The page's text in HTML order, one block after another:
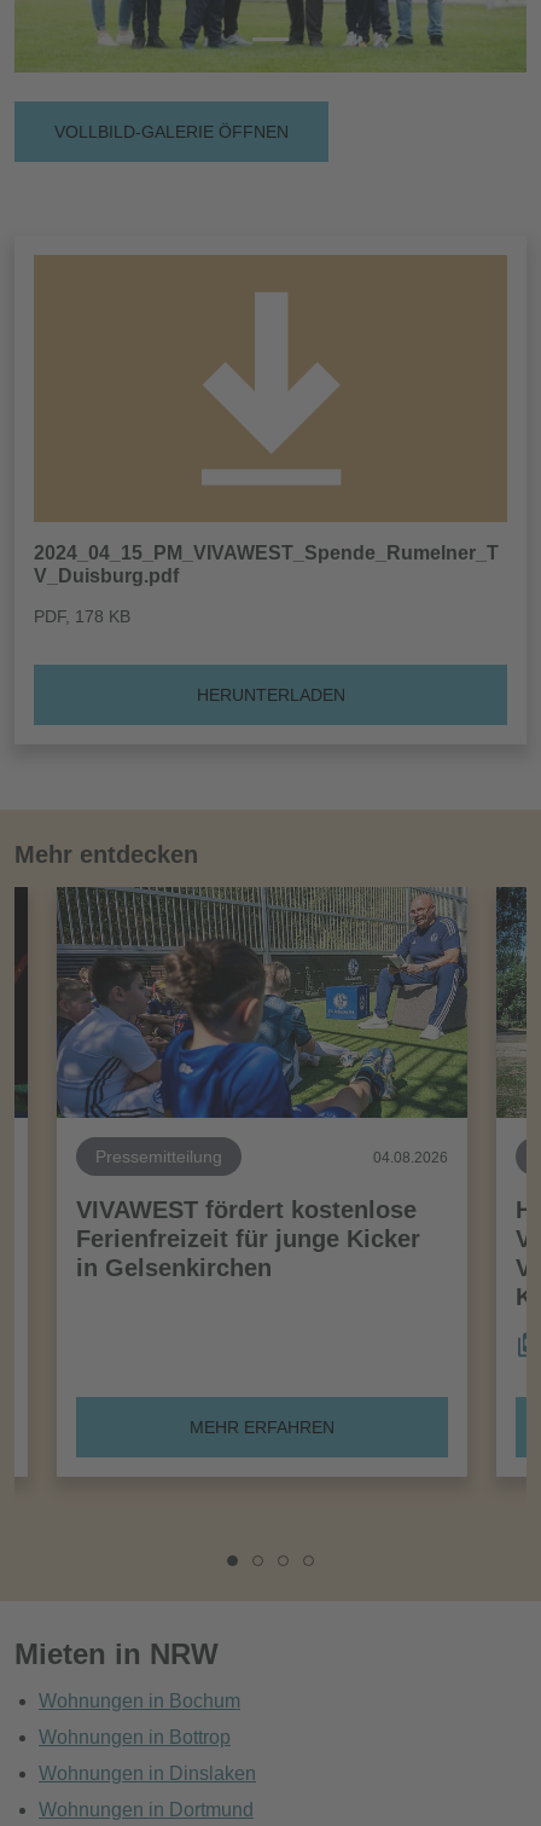
VOLLBILD-GALERIE ÖFFNEN
2024_04_15_PM_VIVAWEST_Spende_Rumelner_T
V_Duisburg.pdf
PDF, 178 KB
HERUNTERLADEN
Mehr entdecken
Pressemitteilung 04.08.2026
VIVAWEST fördert kostenlose
Ferienfreizeit für junge Kicker
in Gelsenkirchen
MEHR ERFAHREN
Mieten in NRW
Wohnungen in Bochum
Wohnungen in Bottrop
Wohnungen in Dinslaken
Wohnungen in Dortmund